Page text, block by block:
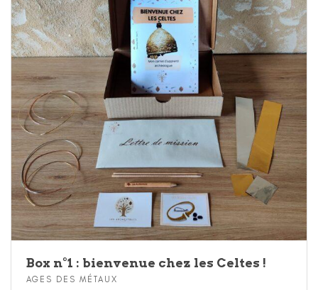
Box n°1 : bienvenue chez les Celtes !
AGES DES MÉTAUX